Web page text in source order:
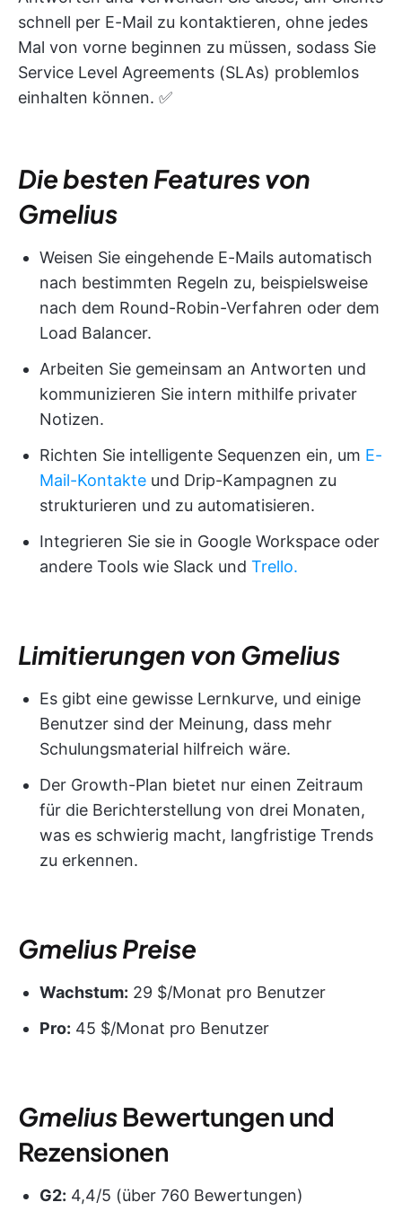
schnell per E-Mail zu kontaktieren, ohne jedes
Mal von vorne beginnen zu müssen, sodass Sie
Service Level Agreements (SLAs) problemlos
einhalten können. ✅
Die besten Features von
Gmelius
Weisen Sie eingehende E-Mails automatisch
nach bestimmten Regeln zu, beispielsweise
nach dem Round-Robin-Verfahren oder dem
Load Balancer.
Arbeiten Sie gemeinsam an Antworten und
kommunizieren Sie intern mithilfe privater
Notizen.
Richten Sie intelligente Sequenzen ein, um E-
Mail-Kontakte und Drip-Kampagnen zu
strukturieren und zu automatisieren.
Integrieren Sie sie in Google Workspace oder
andere Tools wie Slack und Trello.
Limitierungen von Gmelius
Es gibt eine gewisse Lernkurve, und einige
Benutzer sind der Meinung, dass mehr
Schulungsmaterial hilfreich wäre.
Der Growth-Plan bietet nur einen Zeitraum
für die Berichterstellung von drei Monaten,
was es schwierig macht, langfristige Trends
zu erkennen.
GmeliusPreise
Wachstum: 29 $/Monat pro Benutzer
Pro: 45 $/Monat pro Benutzer
Gmelius Bewertungen und
Rezensionen
G2: 4,4/5 (über 760 Bewertungen)